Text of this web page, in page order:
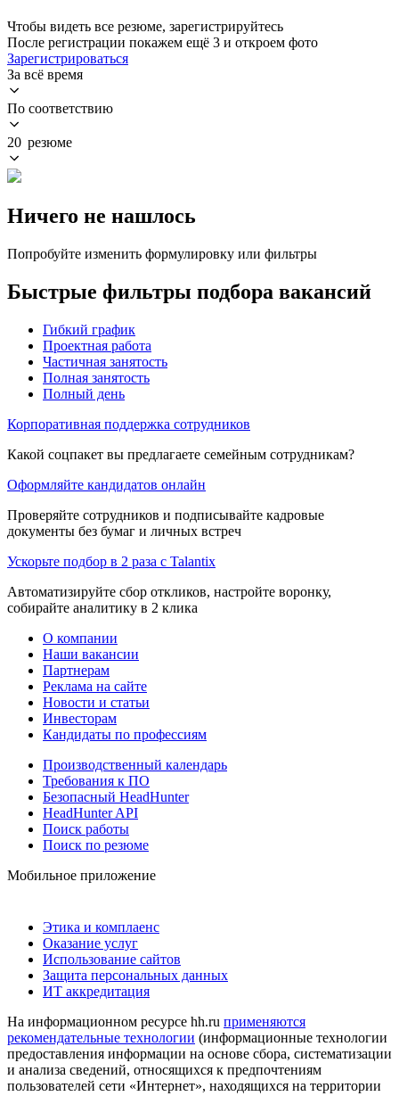
Чтобы видеть все резюме, зарегистрируйтесь
После регистрации покажем ещё 3 и откроем фото
Зарегистрироваться
За всё время
По соответствию
20 резюме
Ничего не нашлось
Попробуйте изменить формулировку или фильтры
Быстрые фильтры подбора вакансий
Гибкий график
Проектная работа
Частичная занятость
Полная занятость
Полный день
Корпоративная поддержка сотрудников
Какой соцпакет вы предлагаете семейным сотрудникам?
Оформляйте кандидатов онлайн
Проверяйте сотрудников и подписывайте кадровые
документы без бумаг и личных встреч
Ускорьте подбор в 2 раза с Talantix
Автоматизируйте сбор откликов, настройте воронку,
собирайте аналитику в 2 клика
О компании
Наши вакансии
Партнерам
Реклама на сайте
Новости и статьи
Инвесторам
Кандидаты по профессиям
Производственный календарь
Требования к ПО
Безопасный HeadHunter
HeadHunter API
Поиск работы
Поиск по резюме
Мобильное приложение
Этика и комплаенс
Оказание услуг
Использование сайтов
Защита персональных данных
ИТ аккредитация
На информационном ресурсе hh.ru применяются
рекомендательные технологии (информационные технологии
предоставления информации на основе сбора, систематизации
и анализа сведений, относящихся к предпочтениям
пользователей сети «Интернет», находящихся на территории